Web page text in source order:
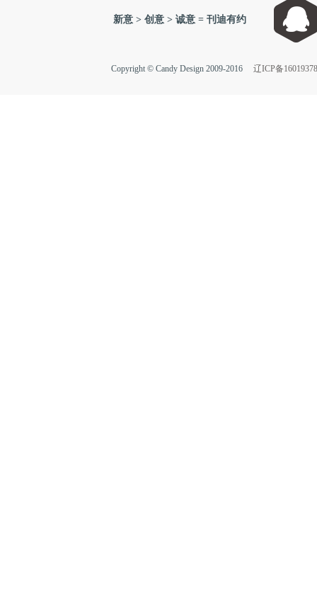
新意 > 创意 > 诚意 = 刊迪有约
Copyright © Candy Design 2009-2016 辽ICP备